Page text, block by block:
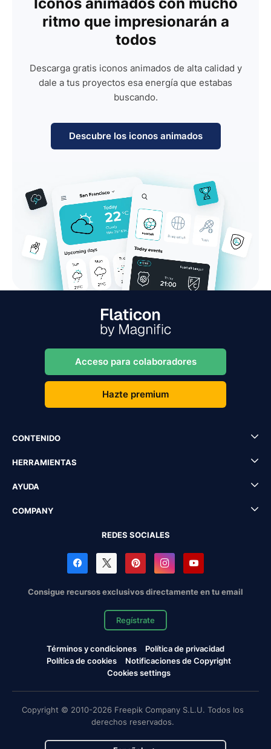
ritmo que impresionarán a
todos
Descarga gratis iconos animados de alta calidad y
dale a tus proyectos esa energía que estabas
buscando.
Descubre los iconos animados
Acceso para colaboradores
Hazte premium
CONTENIDO
HERRAMIENTAS
AYUDA
COMPANY
REDES SOCIALES
Consigue recursos exclusivos directamente en tu email
Regístrate
Términos y condiciones
Política de privacidad
Política de cookies
Notificaciones de Copyright
Cookies settings
Copyright © 2010-2026 Freepik Company S.L.U. Todos los
derechos reservados.